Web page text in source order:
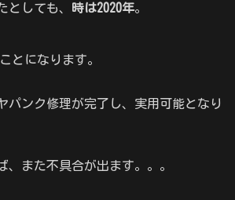
としても、 時は2020年。
とになります。
パンク修理が完了し、実用可能となり
、また不具合が出ます。。。